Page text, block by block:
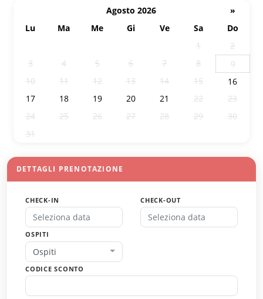
Agosto 2026
»
Lu
Ma Me Gi Ve Sa
Do
1
2
3
4 5 6 7 8
9
10
11 12 13 14 15
16
17
18 19 20 21 22
23
24
25 26 27 28 29
30
31
DETTAGLI PRENOTAZIONE
CHECK-IN CHECK-OUT
OSPITI
Ospiti
CODICE SCONTO